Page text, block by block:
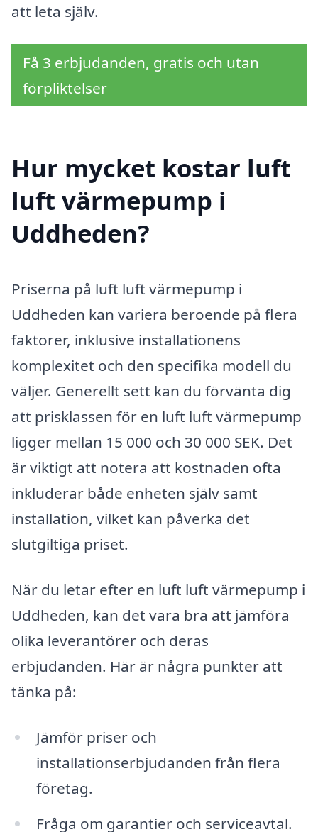
att leta själv.
Få 3 erbjudanden, gratis och utan
förpliktelser
Hur mycket kostar luft
luft värmepump i
Uddheden?
Priserna på luft luft värmepump i
Uddheden kan variera beroende på flera
faktorer, inklusive installationens
komplexitet och den specifika modell du
väljer. Generellt sett kan du förvänta dig
att prisklassen för en luft luft värmepump
ligger mellan 15 000 och 30 000 SEK. Det
är viktigt att notera att kostnaden ofta
inkluderar både enheten själv samt
installation, vilket kan påverka det
slutgiltiga priset.
När du letar efter en luft luft värmepump i
Uddheden, kan det vara bra att jämföra
olika leverantörer och deras
erbjudanden. Här är några punkter att
tänka på:
Jämför priser och
installationserbjudanden från flera
företag.
Fråga om garantier och serviceavtal.